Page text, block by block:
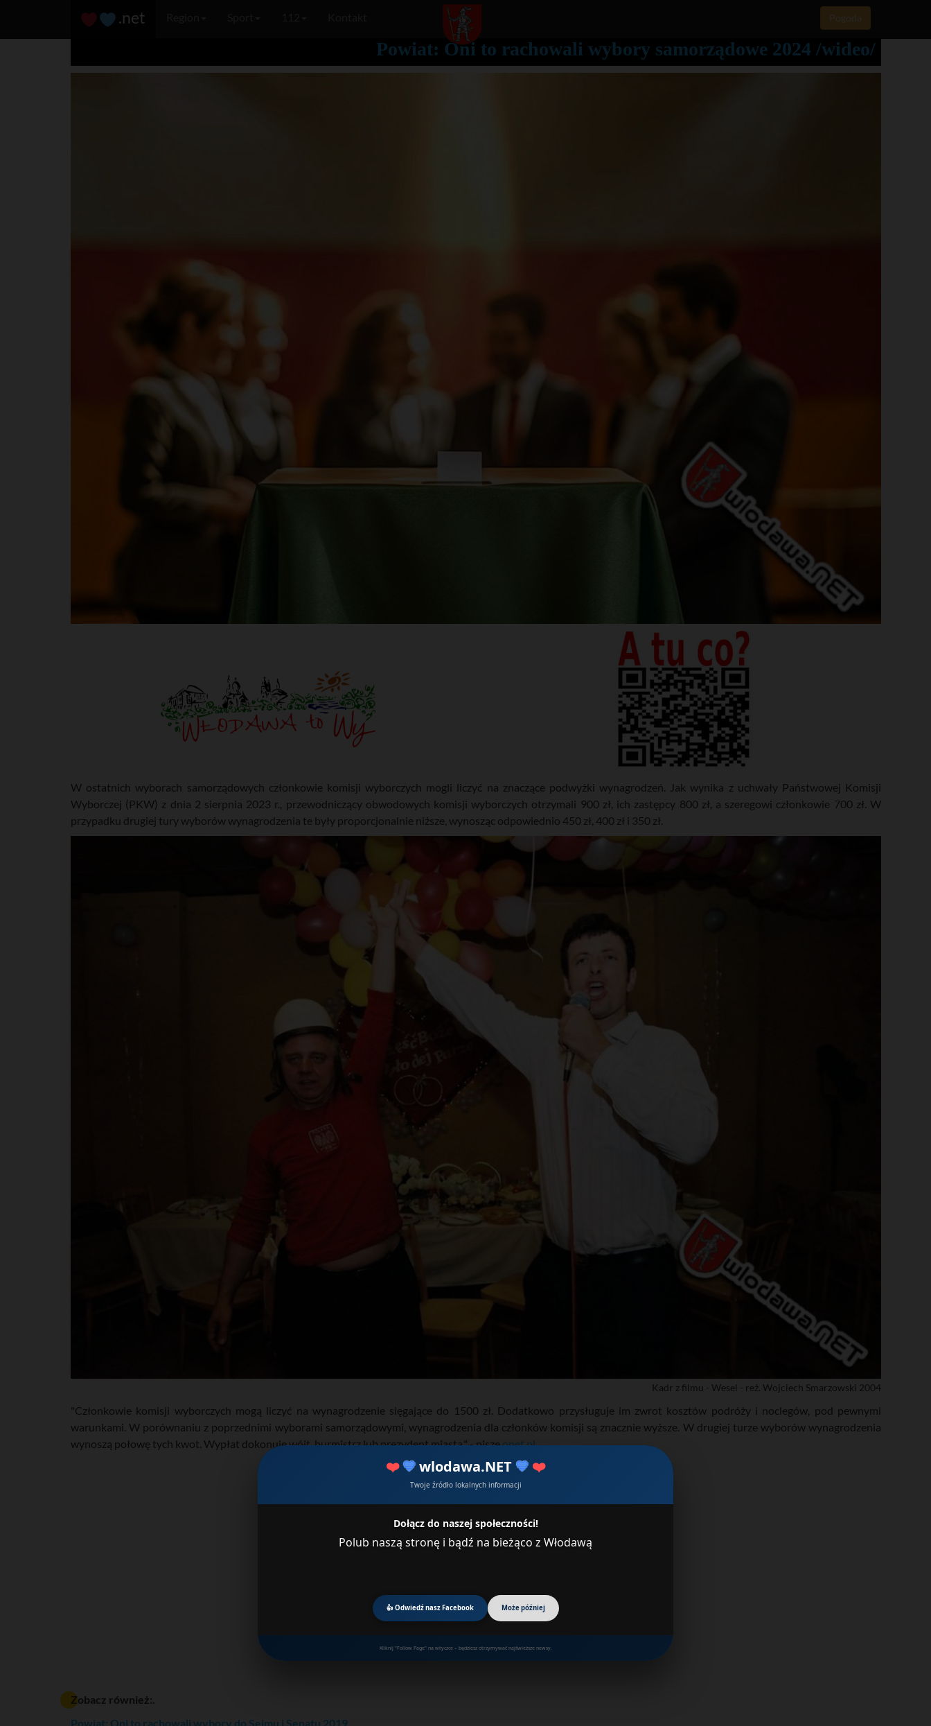
.net Pogoda
❤️ 💙wlodawa.NET 💙 ❤️
Twoje źródło lokalnych informacji
Dołącz do naszej społeczności!
Polub naszą stronę i bądź na bieżąco z Włodawą
👍 Odwiedź nasz Facebook Może później
Kliknij "Follow Page" na wtyczce – będziesz otrzymywać najświeższe newsy.
Powiat: Oni to rachowali wybory samorządowe 2024 /wideo/
W ostatnich wyborach samorządowych członkowie komisji wyborczych mogli liczyć na znaczące podwyżki wynagrodzeń. Jak wynika z uchwały Państwowej Komisji
Wyborczej (PKW) z dnia 2 sierpnia 2023 r., przewodniczący obwodowych komisji wyborczych otrzymali 900 zł, ich zastępcy 800 zł, a szeregowi członkowie 700 zł. W
przypadku drugiej tury wyborów wynagrodzenia te były proporcjonalnie niższe, wynosząc odpowiednio 450 zł, 400 zł i 350 zł.
Kadr z filmu - Wesel - reż. Wojciech Smarzowski 2004
"Członkowie komisji wyborczych mogą liczyć na wynagrodzenie sięgające do 1500 zł. Dodatkowo przysługuje im zwrot kosztów podróży i noclegów, pod pewnymi
warunkami. W porównaniu z poprzednimi wyborami samorządowymi, wynagrodzenia dla członków komisji są znacznie wyższe. W drugiej turze wyborów wynagrodzenia
wynoszą połowę tych kwot. Wypłat dokonuje wójt, burmistrz lub prezydent miasta." - piszeonet.pl
Zobacz również:.
Powiat: Oni to rachowali wybory do Sejmu i Senatu 2019